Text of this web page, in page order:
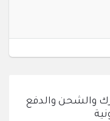
والشحن والدفع